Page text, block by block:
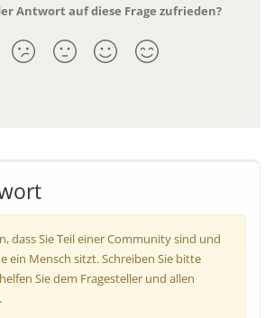
Antwort auf diese Frage zufrieden?
dass Sie Teil einer Community sind und
ein Mensch sitzt. Schreiben Sie bitte
Sie dem Fragesteller und allen